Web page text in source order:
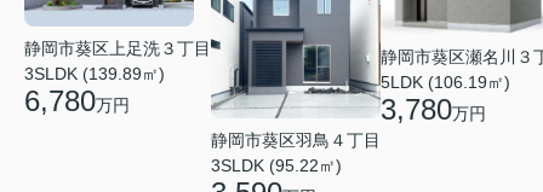
静岡市葵区上足洗３丁目
3SLDK (139.89㎡)
6,780万円
静岡市葵区羽鳥４丁目
3SLDK (95.22㎡)
静岡市葵区瀬名川３
5LDK (106.19㎡)
3,780万円